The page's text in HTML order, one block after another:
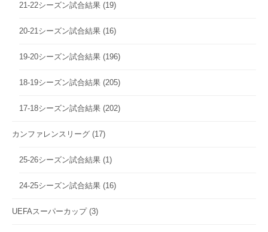
21-22シーズン試合結果 (19)
20-21シーズン試合結果 (16)
19-20シーズン試合結果 (196)
18-19シーズン試合結果 (205)
17-18シーズン試合結果 (202)
カンファレンスリーグ (17)
25-26シーズン試合結果 (1)
24-25シーズン試合結果 (16)
UEFAスーパーカップ(3)